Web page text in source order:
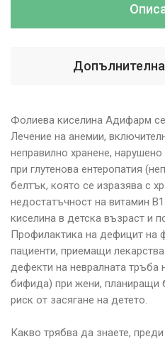
Фолиева киселина Адифарм
Лечение на анемии,
неправилно хранене,
при глутенова ентеропатия
белтък, която се изразява с
недостатъчност на витамин
киселина в детска възраст и
Профилактика на дефицит на
пациенти, приемащи
дефекти на невралната тръба
бифида) при жени, планиращи
риск от засягане на детето.
Какво трябва да знаете,